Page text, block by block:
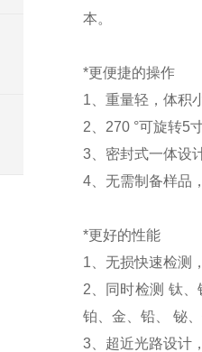
本。
*更便捷的操作
1、重量轻，体积
2、270 °可旋转5
3、密封式一体设
4、无需制备样品
*更好的性能
1、无损快速检测
2、同时检测 钛
铂、金、铅、 铋
3、超近光路设计